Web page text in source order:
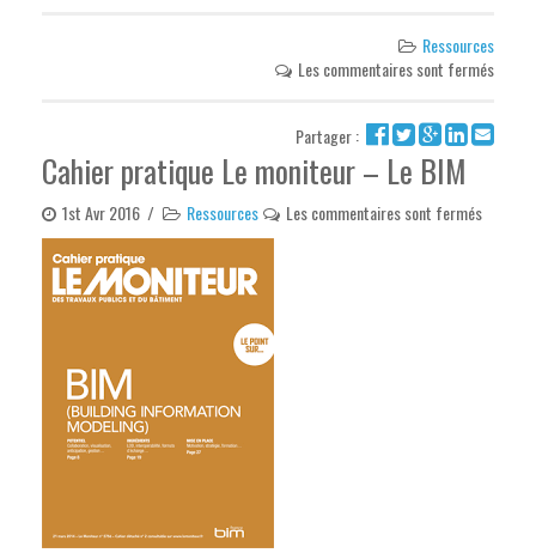
Ressources
Les commentaires sont fermés
Partager :
Cahier pratique Le moniteur – Le BIM
1st Avr 2016 / Ressources Les commentaires sont fermés